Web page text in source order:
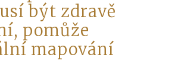
být zdravě
pomůže
mapování